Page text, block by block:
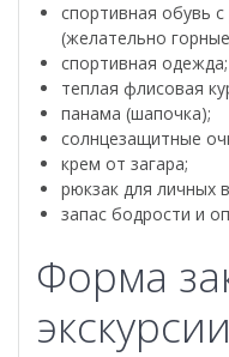
спортивная обувь
(желательно
спортивная одежда;
теплая флисовая
панама (шапочка);
солнцезащитные
крем от загара;
рюкзак для личных
запас бодрости и
Форма
экскурсии